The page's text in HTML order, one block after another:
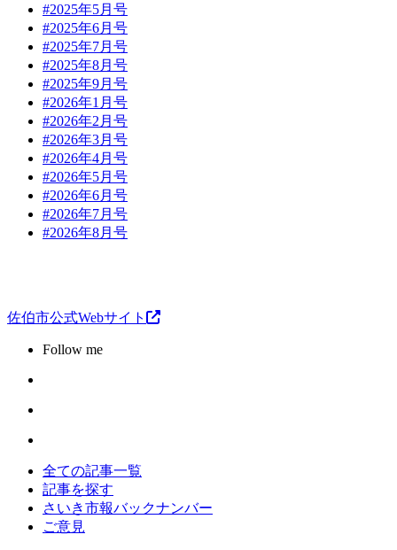
#2025年5月号
#2025年6月号
#2025年7月号
#2025年8月号
#2025年9月号
#2026年1月号
#2026年2月号
#2026年3月号
#2026年4月号
#2026年5月号
#2026年6月号
#2026年7月号
#2026年8月号
佐伯市公式Webサイト
Follow me
全ての記事一覧
記事を探す
さいき市報バックナンバー
ご意見